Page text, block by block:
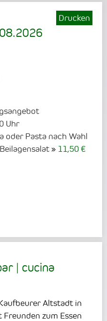
Drucken
Uhr
oder Pasta nach Wahl
11,50 €
| cucina
Altstadt in
Freunden zum Essen